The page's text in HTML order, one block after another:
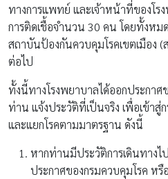
ทางการแพทย์ และเจ้าหน้าที่ของโร
การติดเชื้อจำนวน 30 คน โดยทั้งห
สถาบันป้องกันควบคุมโรคเขตเมือง
ต่อไป
ทั้งนี้ทางโรงพยาบาลได้ออกประกา
ท่าน แจ้งประวัติที่เป็นจริง เพื่อเข้าสู่
และแยกโรคตามมาตรฐาน ดังนี้
หากท่านมีประวัติการเดินทางไ
ประกาศของกรมควบคุมโรค ห